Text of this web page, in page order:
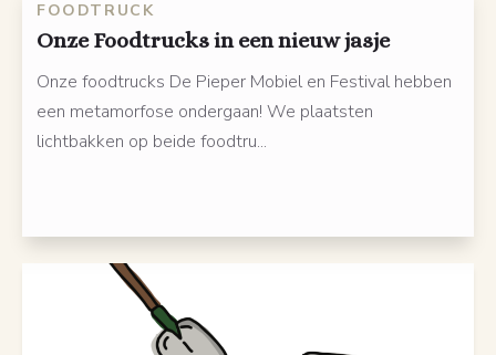
FOODTRUCK
Onze Foodtrucks in een nieuw jasje
Onze foodtrucks De Pieper Mobiel en Festival hebben
een metamorfose ondergaan! We plaatsten
lichtbakken op beide foodtru...